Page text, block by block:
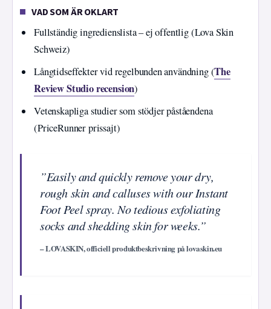
VAD SOM ÄR OKLART
Fullständig ingredienslista – ej offentlig (Lova Skin
Schweiz)
Långtidseffekter vid regelbunden användning (The
Review Studio recension)
Vetenskapliga studier som stödjer påståendena
(PriceRunner prissajt)
”Easily and quickly remove your dry,
rough skin and calluses with our Instant
Foot Peel spray. No tedious exfoliating
socks and shedding skin for weeks.”
– LOVASKIN, officiell produktbeskrivning på lovaskin.eu